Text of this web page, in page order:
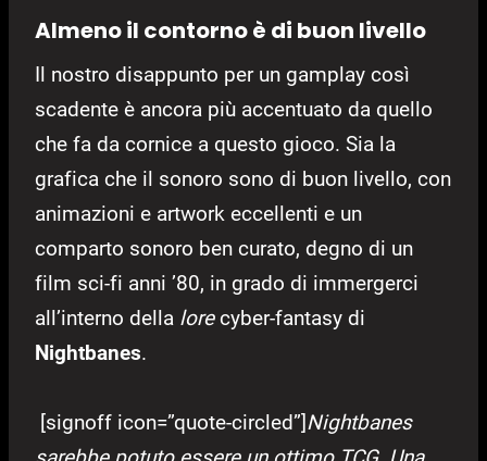
Almeno il contorno è di buon livello
Il nostro disappunto per un gamplay così
scadente è ancora più accentuato da quello
che fa da cornice a questo gioco. Sia la
grafica che il sonoro sono di buon livello, con
animazioni e artwork eccellenti e un
comparto sonoro ben curato, degno di un
film sci-fi anni ’80, in grado di immergerci
all’interno della lorecyber-fantasy di
Nightbanes.
[signoff icon=”quote-circled”]Nightbanes